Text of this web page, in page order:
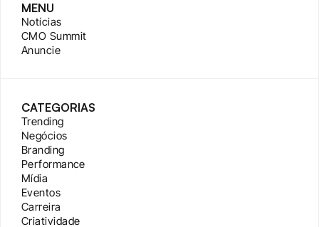
MENU
Notícias
CMO Summit
Anuncie
CATEGORIAS
Trending
Negócios
Branding
Performance
Mídia
Eventos
Carreira
Criatividade